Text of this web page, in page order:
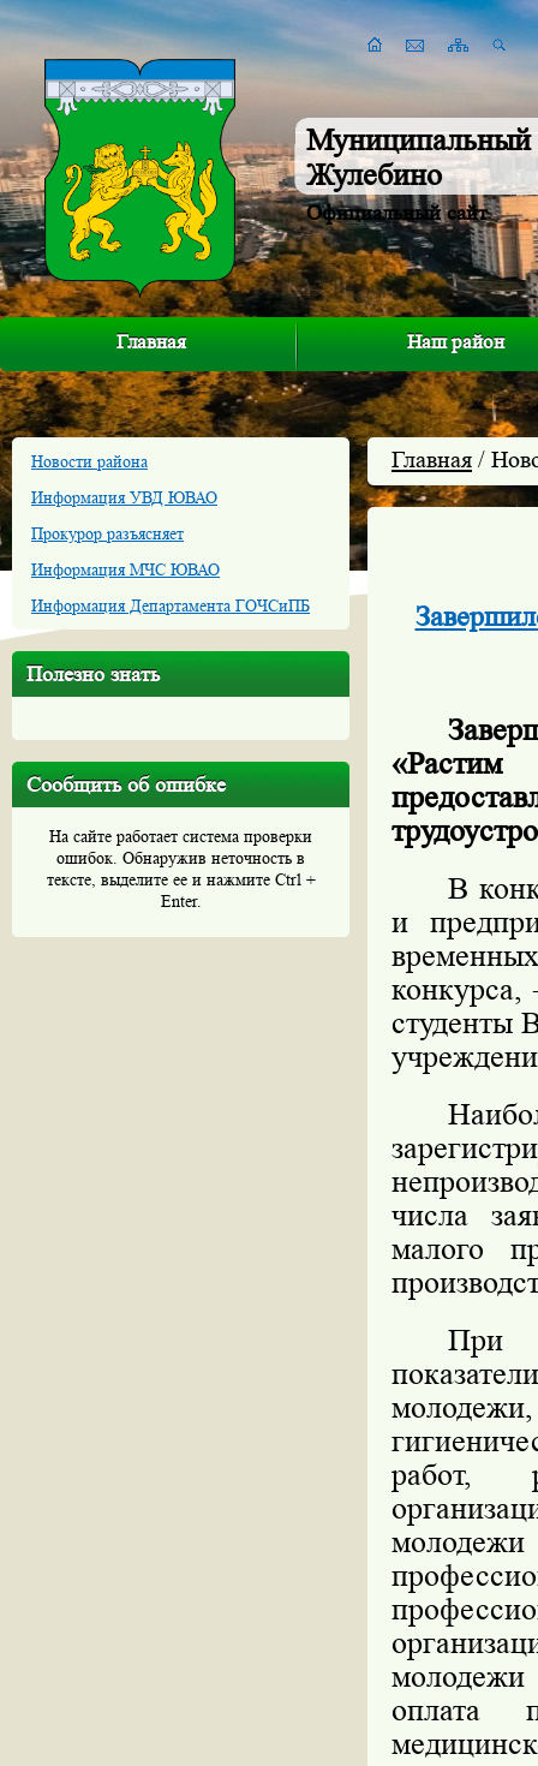
Муниципальный
Жулебино
Официальный сайт
Главная Наш район
Новости района
Информация УВД ЮВАО
Прокурор разъясняет
Информация МЧС ЮВАО
Информация Департамента ГОЧСиПБ
Полезно знать
Сообщить об ошибке
На сайте работает система проверки
ошибок. Обнаружив неточность в
тексте, выделите ее и нажмите Ctrl +
Enter.
Главная /
В
и
студенты
числа
малого
При
молодежи,
работ,
молодежи
оплата